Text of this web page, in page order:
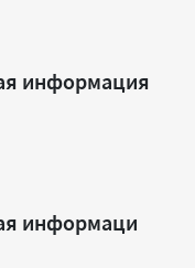
информация
информаци